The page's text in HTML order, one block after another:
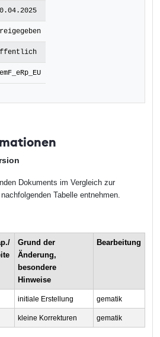
Dokuments im Vergleich zur
Tabelle entnehmen.
Grund der
Änderung,
besondere
Hinweise
Bearbeitung
initiale Erstellung gematik
kleine Korrekturen gematik